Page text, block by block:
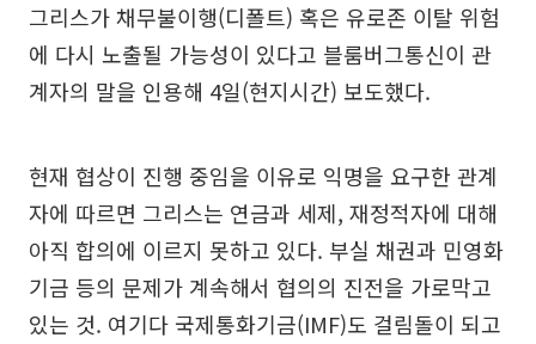
그리스가 채무불이행(디폴트) 혹은 유로존 이탈 위험
에 다시 노출될 가능성이 있다고 블룸버그통신이 관
계자의 말을 인용해 4일(현지시간) 보도했다.
현재 협상이 진행 중임을 이유로 익명을 요구한 관계
자에 따르면 그리스는 연금과 세제, 재정적자에 대해
아직 합의에 이르지 못하고 있다. 부실 채권과 민영화
기금 등의 문제가 계속해서 협의의 진전을 가로막고
있는 것. 여기다 국제통화기금(IMF)도 걸림돌이 되고